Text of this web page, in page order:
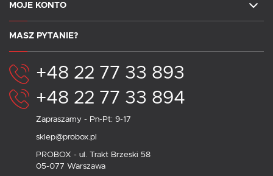
MOJE KONTO
MASZ PYTANIE?
+48 22 77 33 893
+48 22 77 33 894
Zapraszamy - Pn-Pt: 9-17
sklep@probox.pl
PROBOX - ul. Trakt Brzeski 58
05-077 Warszawa